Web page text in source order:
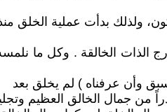
الذات الخالقة . وكل ما